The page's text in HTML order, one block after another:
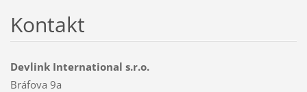
Kontakt
Devlink International s.r.o.
Bráfova 9a